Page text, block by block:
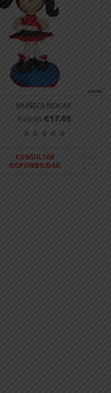
MUÑECA NOCAS
€20.00 €17.00
CONSULTAR
DISPONIBILIDAD